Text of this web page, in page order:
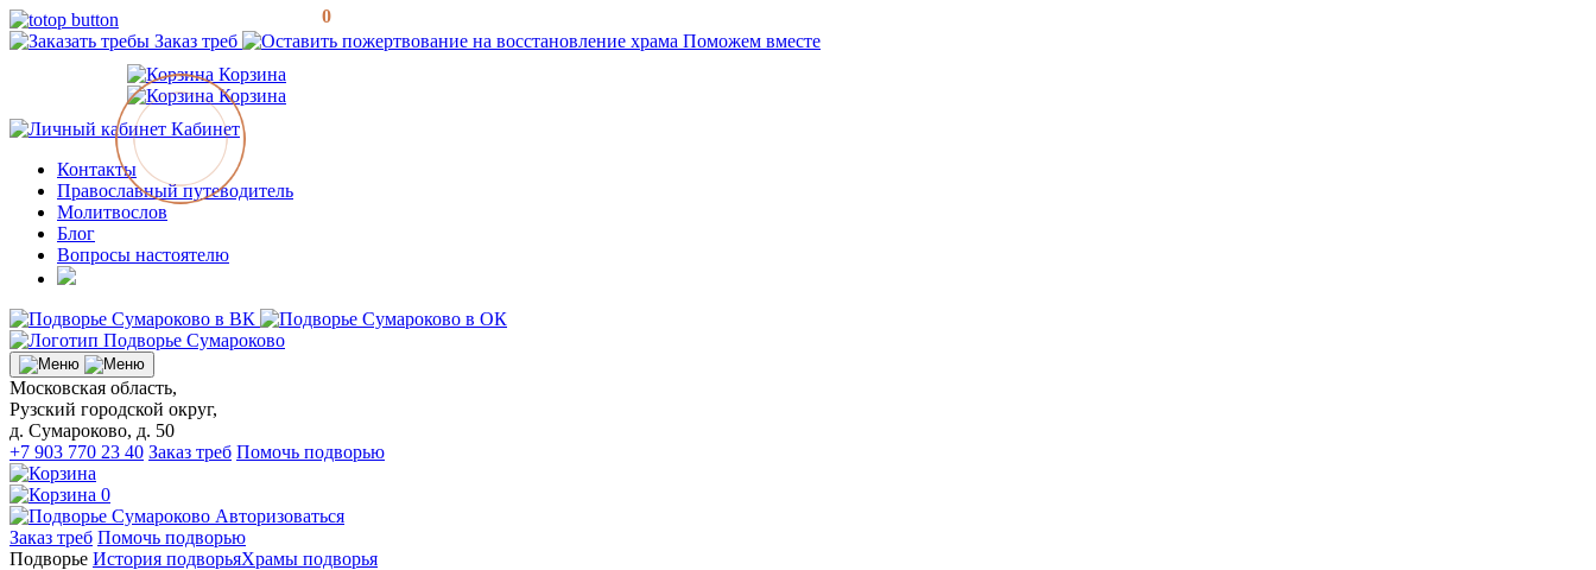
Заказ треб
Поможем вместе
Корзина
Корзина
0
Кабинет
Контакты
Православный путеводитель
Молитвослов
Блог
Вопросы настоятелю
Московская область,
Рузский городской округ,
д. Сумароково, д. 50
+7 903 770 23 40 Заказ треб Помочь подворью
0
Авторизоваться
Заказ треб Помочь подворью
Подворье История подворьяХрамы подворья